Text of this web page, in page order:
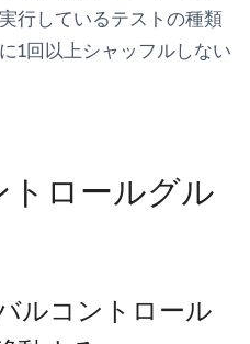
行しているテストの種類
1回以上シャッフルしない
トロールグル
ルコントロール